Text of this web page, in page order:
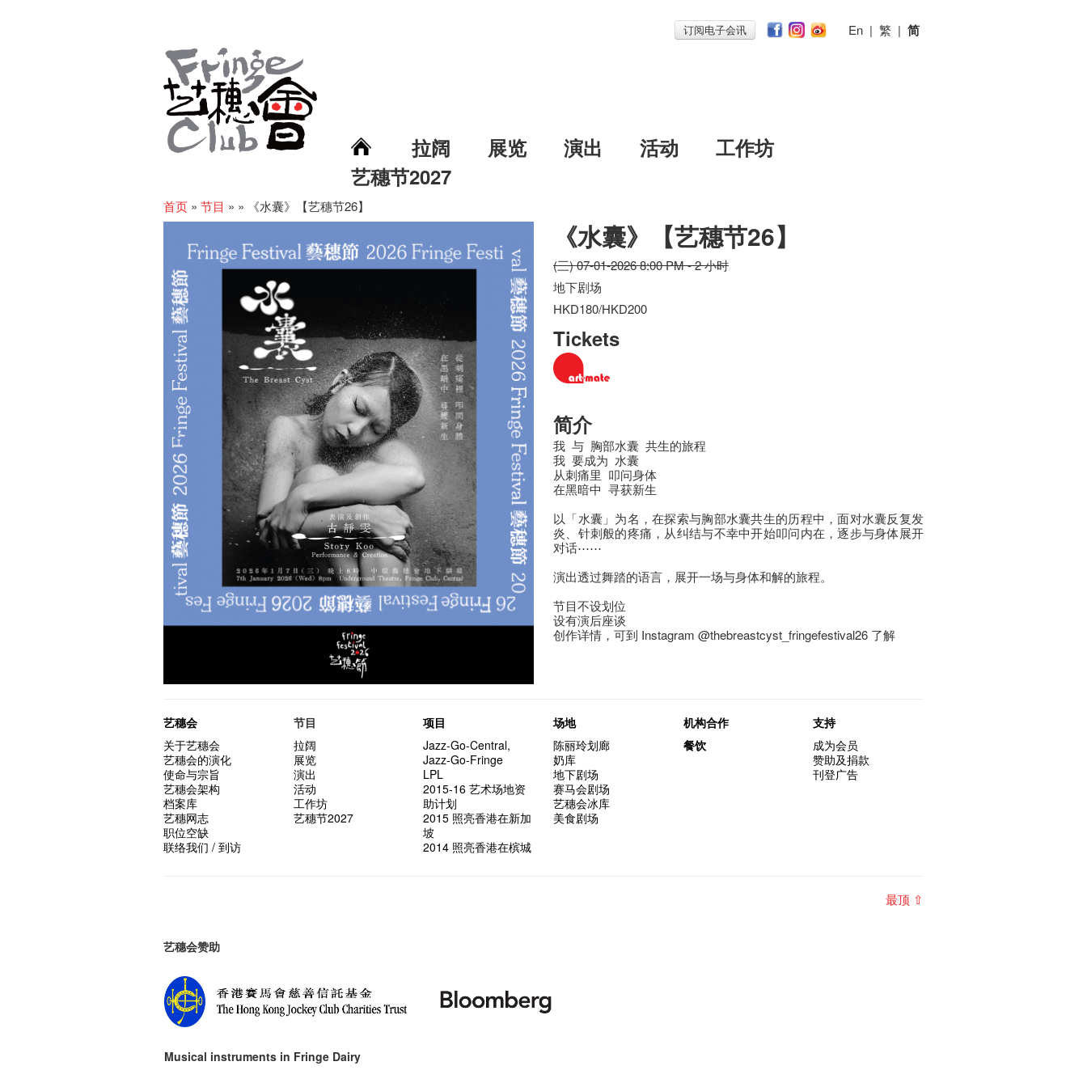
订阅电子会讯 En | 繁 | 简
拉阔 展览 演出 活动
工作坊
艺穗节2027
首页 » 节目 » » 《水囊》【艺穗节26】
《水囊》【艺穗节26】
(三) 07-01-2026 8:00 PM - 2 小时
地下剧场
HKD180/HKD200
Tickets
简介
我 与 胸部水囊 共生的旅程
我 要成为 水囊
从刺痛里 叩问身体
在黑暗中 寻获新生
以「水囊」为名，在探索与胸部水囊共生的历程中，面对水囊反复发
炎、针刺般的疼痛，从纠结与不幸中开始叩问内在，逐步与身体展开
对话⋯⋯
演出透过舞踏的语言，展开一场与身体和解的旅程。
节目不设划位
设有演后座谈
创作详情，可到 Instagram @thebreastcyst_fringefestival26 了解
艺穗会
关于艺穗会
艺穗会的演化
使命与宗旨
艺穗会架构
档案库
艺穗网志
职位空缺
联络我们 / 到访
节目
拉阔
展览
演出
活动
工作坊
艺穗节2027
项目
Jazz-Go-Central,
Jazz-Go-Fringe
LPL
2015-16 艺术场地资
助计划
2015 照亮香港在新加
坡
2014 照亮香港在槟城
场地
陈丽玲划廊
奶库
地下剧场
赛马会剧场
艺穗会冰库
美食剧场
机构合作
餐饮
支持
成为会员
赞助及捐款
刊登广告
最顶 ⇧
艺穗会赞助
Musical instruments in Fringe Dairy